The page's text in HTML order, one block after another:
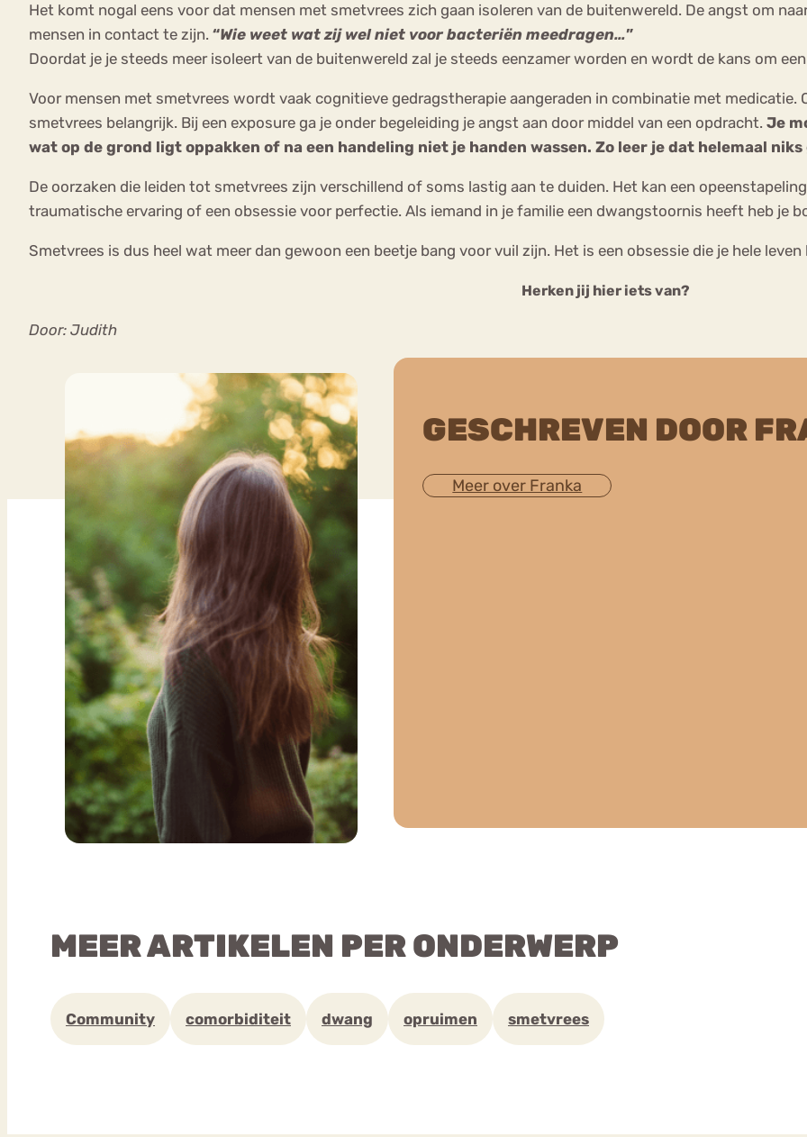
Het komt nogal eens voor dat mensen met smetvrees zich gaan isoleren van de buitenwereld. De angst om
mensen in contact te zijn. “Wie weet wat zij wel niet voor bacteriën meedragen…”
Doordat je je steeds meer isoleert van de buitenwereld zal je steeds eenzamer worden en wordt de kans om
Voor mensen met smetvrees wordt vaak cognitieve gedragstherapie aangeraden in combinatie met medicatie.
smetvrees belangrijk. Bij een exposure ga je onder begeleiding je angst aan door middel van een opdracht. Je
wat op de grond ligt oppakken of na een handeling niet je handen wassen. Zo leer je dat helemaal
De oorzaken die leiden tot smetvrees zijn verschillend of soms lastig aan te duiden. Het kan een
traumatische ervaring of een obsessie voor perfectie. Als iemand in je familie een dwangstoornis heeft heb je
Smetvrees is dus heel wat meer dan gewoon een beetje bang voor vuil zijn. Het is een obsessie die je hele leven
Herken jij hier iets van?
Door: Judith
GESCHREVEN DOOR
Meer over Franka
MEER ARTIKELEN PER ONDERWERP
Community comorbiditeit dwang opruimen smetvrees